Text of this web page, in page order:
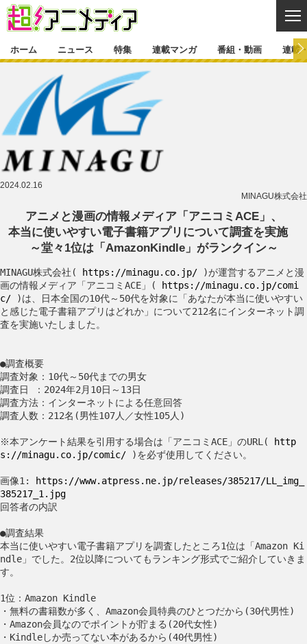
ニュース
ニュース一覧
ゲーム・アプリ
映画
声優 コスプレ
舞台 新帝スタ
特集
特集一覧
インタビュー
連載マンガ
連載マンガ一覧
番組・動画
ラジオ
動画
連載・ブログ一覧 コラム
編集部ブログ・お知らせ
ホーム ニュース 特集 連載マンガ 番組・動画 連載
2024.02.16
MINAGU株式会社
アニメと漫画の情報メディア「アニコミACE」、
本当に使いやすい電子書籍アプリについて調査を実施
～堂々1位は「AmazonKindle」がランクイン～
MINAGU株式会社( https://minagu.co.jp/ )が運営するアニメと漫
画の情報メディア「アニコミACE」(
https://minagu.co.jp/comi
c/ )は、日本全国の10代～50代を対象に「あなたが本当に使いやすい
と感じた電子書籍アプリはどれか」について212名にインターネット調
査を実施いたしました。
●調査概要
調査対象：10代～50代までの男女
調査日 ：2024年2月10日～13日
調査方法：インターネットによる任意回答
調査人数：212名(男性107人／女性105人)
※本アンケート結果を引用する場合は「アニコミACE」のURL(
http
s://minagu.co.jp/comic/ )を必ず使用してください。
画像1:
https://www.atpress.ne.jp/releases/385217/LL_img_
385217_1.jpg
回答者の内訳
●調査結果
本当に使いやすい電子書籍アプリを調査したところ1位は「Amazon Ki
ndle」でした。2位以降についてもランキング形式でご紹介していきま
す。
1位：Amazon Kindle
・無料の書籍数が多く、Amazon会員特典のひとつだから(30代男性)
・Amazon会員なのでポイントが貯まる(20代女性)
・Kindleしか売ってない本があるから(40代男性)